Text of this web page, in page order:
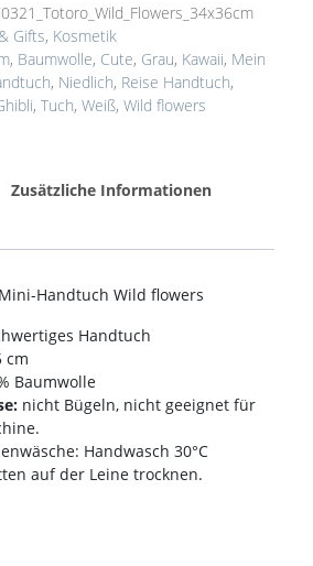
Gifts, Kosmetik
, Baumwolle, Cute, Grau, Kawaii, Mein
, Niedlich, Reise Handtuch,
, Tuch, Weiß, Wild flowers
Zusätzliche Informationen
Handtuch Wild flowers
Handtuch
cm
Baumwolle
nicht Bügeln, nicht geeignet für
Handwasch 30°C
auf der Leine trocknen.